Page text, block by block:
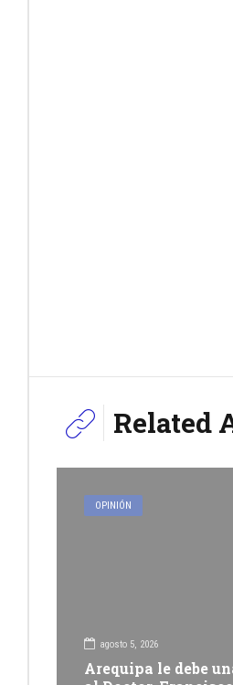
Related
OPINIÓN
agosto 5, 2026
Arequipa le debe